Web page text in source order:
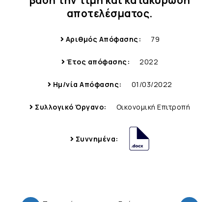
αποτελέσματος.
Αριθμός Απόφασης: 79
Έτος απόφασης: 2022
Ημ/νία Απόφασης: 01/03/2022
Συλλογικό Όργανο: Οικονομική Επιτροπή
Συννημένα: